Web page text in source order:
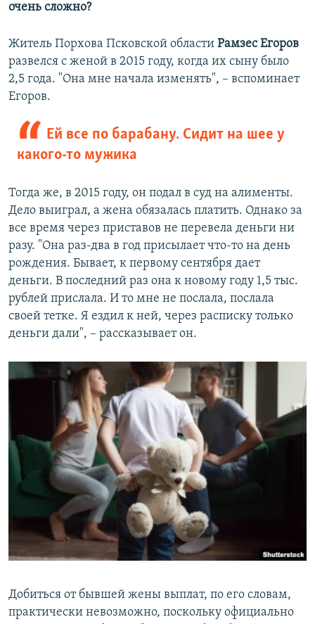
очень сложно?
Житель Порхова Псковской области Рамзес Егоров
развелся с женой в 2015 году, когда их сыну было
2,5 года. "Она мне начала изменять", – вспоминает
Егоров.
Ей все по барабану. Сидит на шее у
какого-то мужика
Тогда же, в 2015 году, он подал в суд на алименты.
Дело выиграл, а жена обязалась платить. Однако за
все время через приставов не перевела деньги ни
разу. "Она раз-два в год присылает что-то на день
рождения. Бывает, к первому сентября дает
деньги. В последний раз она к новому году 1,5 тыс.
рублей прислала. И то мне не послала, послала
своей тетке. Я ездил к ней, через расписку только
деньги дали", – рассказывает он.
Добиться от бывшей жены выплат, по его словам,
практически невозможно, поскольку официально